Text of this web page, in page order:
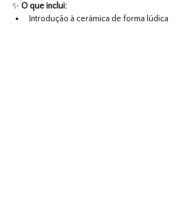
✨ O que inclui:
Introdução à cerâmica de forma lúdica